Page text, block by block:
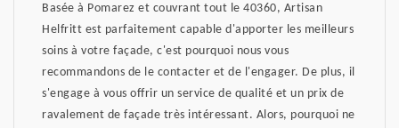
Basée à Pomarez et couvrant tout le 40360, Artisan
Helfritt est parfaitement capable d'apporter les meilleurs
soins à votre façade, c'est pourquoi nous vous
recommandons de le contacter et de l'engager. De plus, il
s'engage à vous offrir un service de qualité et un prix de
ravalement de façade très intéressant. Alors, pourquoi ne